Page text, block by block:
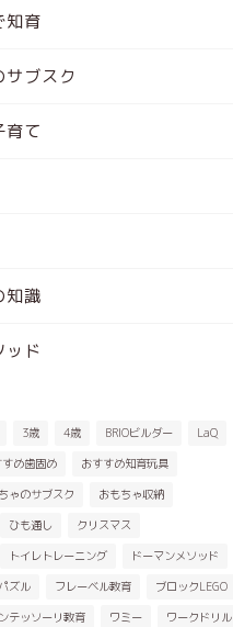
知育
サブスク
育て
知識
ッド
3歳 4歳 BRIOビルダー
LaQ
すめ歯固め
おすすめ知育玩具
ゃのサブスク
おもちゃ収納
ひも通し
クリスマス
トイレトレーニング
ドーマンメソッド
パズル フレーベル教育
ブロックLEGO
テッソーリ教育 ワミー
ワークドリル